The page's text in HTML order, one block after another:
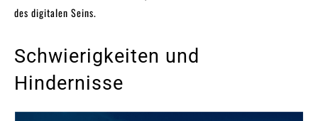
des digitalen Seins.
Schwierigkeiten und
Hindernisse